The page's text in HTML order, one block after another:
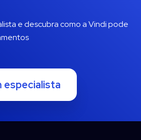
e descubra como aVindi pode
especialista